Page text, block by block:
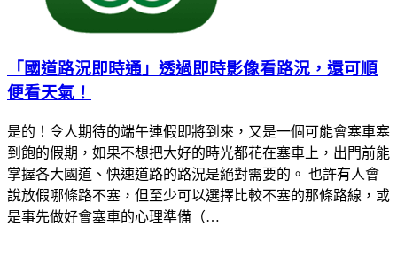
「國道路況即時通」透過即時影像看路況，還可順
便看天氣！
是的！令人期待的端午連假即將到來，又是一個可能會塞車塞
到飽的假期，如果不想把大好的時光都花在塞車上，出門前能
掌握各大國道、快速道路的路況是絕對需要的。 也許有人會
說放假哪條路不塞，但至少可以選擇比較不塞的那條路線，或
是事先做好會塞車的心理準備（…